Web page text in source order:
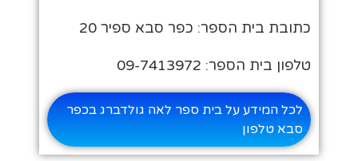
כתובת בית הספר: כפר סבא ספיר 20
טלפון בית הספר: 09-7413972
לכל המידע על בית ספר לאה גולדברג בכפר
סבא טלפון